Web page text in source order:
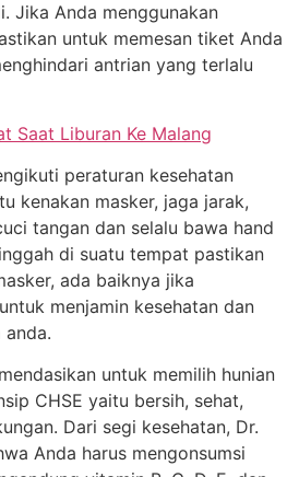
Jika Anda menggunakan
untuk memesan tiket Anda
antrian yang terlalu
Saat Liburan Ke Malang
peraturan kesehatan
kenakan masker, jaga jarak,
tangan dan selalu bawa hand
di suatu tempat pastikan
ada baiknya jika
menjamin kesehatan dan
anda.
untuk memilih hunian
CHSE yaitu bersih, sehat,
Dari segi kesehatan, Dr.
Anda harus mengonsumsi